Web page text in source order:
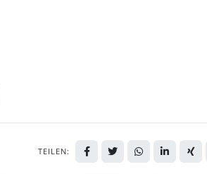
TEILEN: